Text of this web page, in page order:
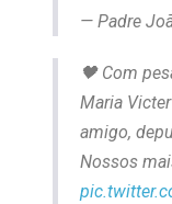
— Padre
🖤 Com
Maria
amigo,
Nossos